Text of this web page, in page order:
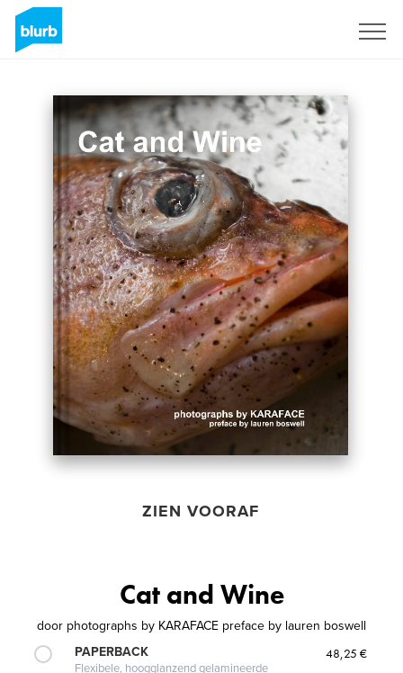
ZIEN VOORAF
Cat and Wine
door photographs by KARAFACE preface by lauren boswell
PAPERBACK
Flexibele, hoogglanzend gelamineerde
48,25 €